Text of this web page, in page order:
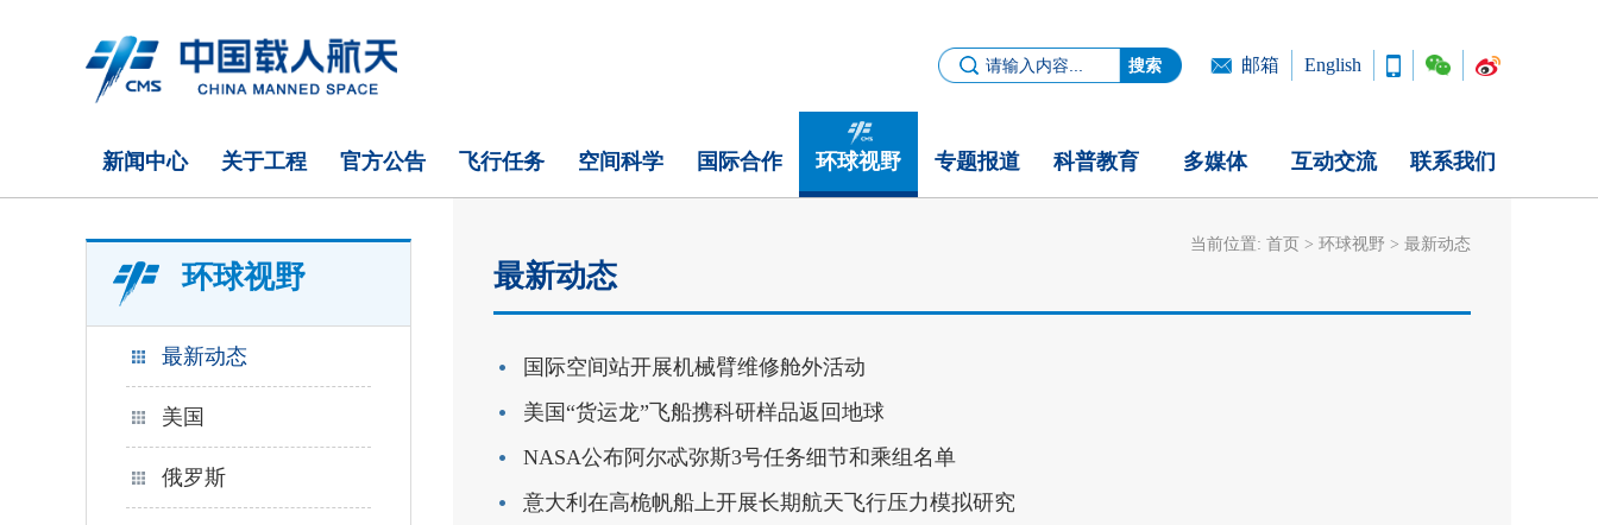
邮箱 English
新闻中心 关于工程 官方公告 飞行任务 空间科学 国际合作 环球视野 专题报道 科普教育 多媒体 互动交流 联系我们
环球视野
最新动态
美国
俄罗斯
当前位置: 首页 > 环球视野 > 最新动态
最新动态
国际空间站开展机械臂维修舱外活动
美国“货运龙”飞船携科研样品返回地球
NASA公布阿尔忒弥斯3号任务细节和乘组名单
意大利在高桅帆船上开展长期航天飞行压力模拟研究